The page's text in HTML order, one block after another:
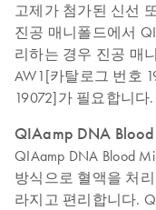
고제가 첨가된 신선
진공 매니폴드에서
리하는 경우 진공 매
AW1[카탈로그 번호
19072]가 필요합니다.
QIAamp DNA
QIAamp DNA Blood
방식으로 혈액을 처
라지고 편리합니다.